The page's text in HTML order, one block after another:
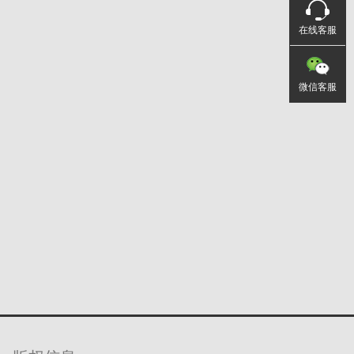
在线客服
微信客服